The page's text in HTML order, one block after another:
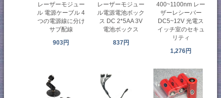
レーザーモジュー
ル 電源ケーブル 4
つの電源線に分け
サブ配線
903円
レーザーモジュー
ル電源電池ボック
ス DC 2*5AA 3V
電池ボックス
837円
400~1100nm レー
ザーレシーバー
DC5~12V 光電ス
イッチ室のセキュ
リティ
1,276円